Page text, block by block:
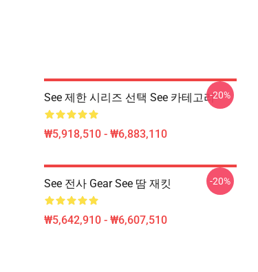
See 제한 시리즈 선택 See 카테고리
₩5,918,510 - ₩6,883,110
-20%
See 전사 Gear See 땀 재킷
₩5,642,910 - ₩6,607,510
-20%